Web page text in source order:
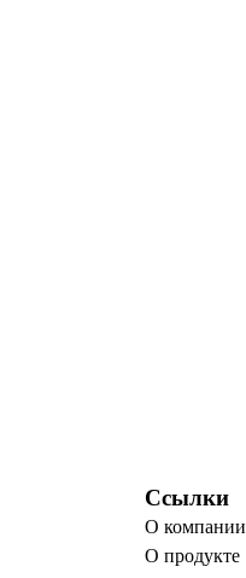
Ссылки
О компании
О продукте